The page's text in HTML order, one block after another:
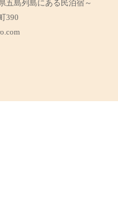
島列島にある民泊宿～
390